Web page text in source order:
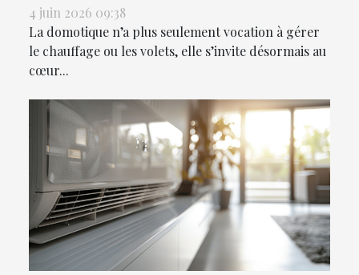
ou sensoriser ?
4 juin 2026 09:38
La domotique n’a plus seulement vocation à gérer
le chauffage ou les volets, elle s’invite désormais au
cœur...